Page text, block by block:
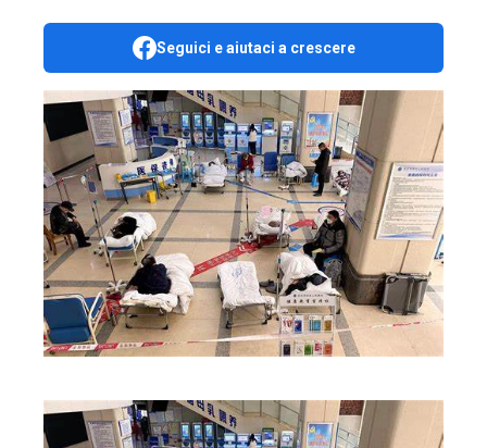
Seguici e aiutaci a crescere